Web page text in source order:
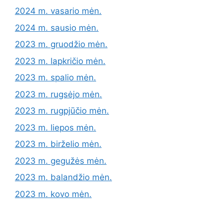
2024 m. vasario mėn.
2024 m. sausio mėn.
2023 m. gruodžio mėn.
2023 m. lapkričio mėn.
2023 m. spalio mėn.
2023 m. rugsėjo mėn.
2023 m. rugpjūčio mėn.
2023 m. liepos mėn.
2023 m. birželio mėn.
2023 m. gegužės mėn.
2023 m. balandžio mėn.
2023 m. kovo mėn.